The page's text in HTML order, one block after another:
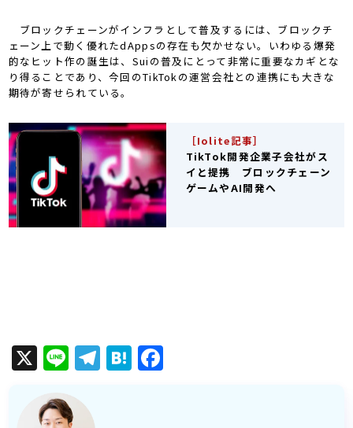
ブロックチェーンがインフラとして普及するには、ブロックチ
ェーン上で動く優れたdAppsの存在も欠かせない。いわゆる爆発
的なヒット作の誕生は、Suiの普及にとって非常に重要なカギとな
り得ることであり、今回のTikTokの運営会社との連携にも大きな
期待が寄せられている。
［Iolite記事］
TikTok開発企業子会社がス
イと提携 ブロックチェーン
ゲームやAI開発へ
X LineTelegram
Hatena
Facebook